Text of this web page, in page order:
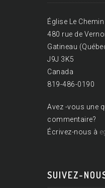
Église Le Chemin
480 rue de
Gatineau
J9J 3K5
Canada
819-486-0190
Avez -vous une
commentaire?
Écrivez-nous à
SUIVEZ-